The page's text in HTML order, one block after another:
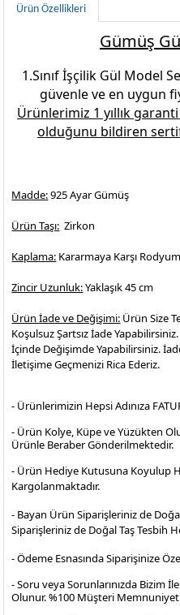
Ürün Özellikleri
Gümüş
1.Sınıf İşçilik Gül Model
güvenle ve en uygun
Ürünlerimiz 1 yıllık
olduğunu bildiren
Madde:925 Ayar Gümüş
Ürün Taşı: Zirkon
Kaplama: Kararmaya Karşı
Zincir Uzunluk:Yaklaşık 45 cm
Ürün İade ve Değişimi: Ürün Size
Koşulsuz Şartsız İade
İçinde Değişimde Yapabilirsiniz.
İletişime Geçmenizi Rica Ederiz.
- Ürünlerimizin Hepsi Adınıza
- Ürün Kolye, Küpe ve Yüzükten
Ürünle Beraber Gönderilmektedir.
- Ürün Hediye Kutusuna Koyulup
Kargolanmaktadır.
- Bayan Ürün Siparişleriniz de
Siparişleriniz de Doğal Taş Tesbih
- Ödeme Esnasında Siparişinize
- Soru veya Sorunlarınızda Bizim
Olunur. %100 Müşteri Memnuniyeti